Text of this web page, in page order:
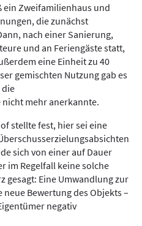
ein Zweifamilienhaus und
die zunächst
nach einer Sanierung,
und an Feriengäste statt,
eine Einheit zu 40
gemischten Nutzung gab es
die
mehr anerkannte.
stellte fest, hier sei eine
sich von einer auf Dauer
im Regelfall keine solche
gesagt: Eine Umwandlung zur
Bewertung des Objekts –
negativ